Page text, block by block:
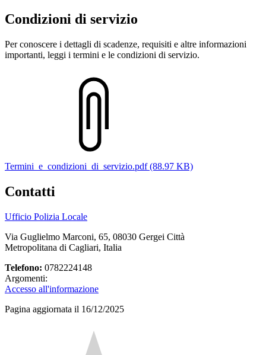
Condizioni di servizio
Per conoscere i dettagli di scadenze, requisiti e altre informazioni
importanti, leggi i termini e le condizioni di servizio.
Termini_e_condizioni_di_servizio.pdf (88.97 KB)
Contatti
Ufficio Polizia Locale
Via Guglielmo Marconi, 65, 08030 Gergei Città
Metropolitana di Cagliari, Italia
Telefono: 0782224148
Argomenti:
Accesso all'informazione
Pagina aggiornata il 16/12/2025